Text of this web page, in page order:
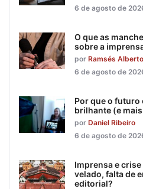
6 de agosto de
O que as
sobre a
por Ramsés
6 de agosto de
Por que o
brilhante (e
por Daniel Ribeiro
6 de agosto de
Imprensa e
velado, falta de
editorial?